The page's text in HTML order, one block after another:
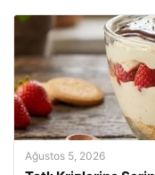
Ağustos 5, 2026